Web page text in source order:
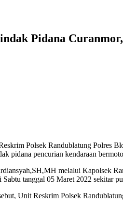
Pidana
Polsek Randublatung Polres
pidana pencurian kendaraan
melalui Kapolsek
Sabtu tanggal 05 Maret 2022 sekitar
Unit Reskrim Polsek